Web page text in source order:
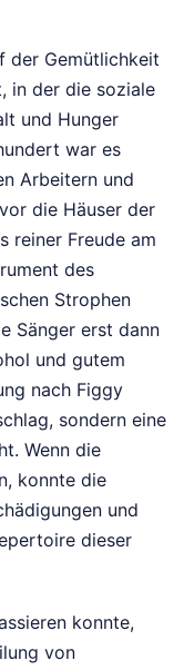
der Gemütlichkeit
in der die soziale
und Hunger
war es
Arbeitern und
die Häuser der
reiner Freude am
des
Strophen
Sänger erst dann
und gutem
nach Figgy
sondern eine
Wenn die
konnte die
und
dieser
konnte,
von